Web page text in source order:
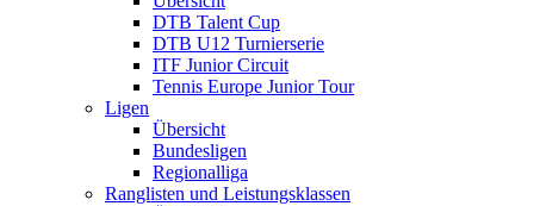
DTB Talent Cup
DTB U12 Turnierserie
ITF Junior Circuit
Tennis Europe Junior Tour
Ligen
Übersicht
Bundesligen
Regionalliga
Ranglisten und Leistungsklassen